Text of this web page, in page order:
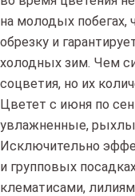
на молодых побегах,
обрезку и
холодных зим. Чем
соцветия, но их
Цветет с июня по
увлажненные,
Исключительно
и групповых
клематисами,